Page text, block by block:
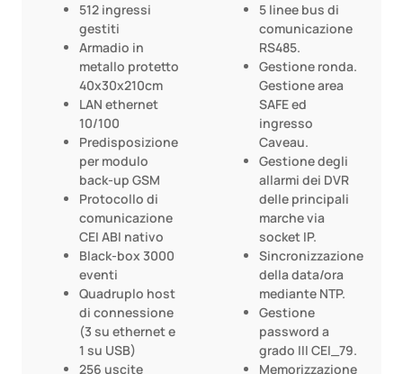
512 ingressi
gestiti
Armadio in
metallo protetto
40x30x210cm
LAN ethernet
10/100
Predisposizione
per modulo
back-up GSM
Protocollo di
comunicazione
CEI ABI nativo
Black-box 3000
eventi
Quadruplo host
di connessione
(3 su ethernet e
1 su USB)
256 uscite
5 linee bus di
comunicazione
RS485.
Gestione ronda.
Gestione area
SAFE ed
ingresso
Caveau.
Gestione degli
allarmi dei DVR
delle principali
marche via
socket IP.
Sincronizzazione
della data/ora
mediante NTP.
Gestione
password a
grado III CEI_79.
Memorizzazione